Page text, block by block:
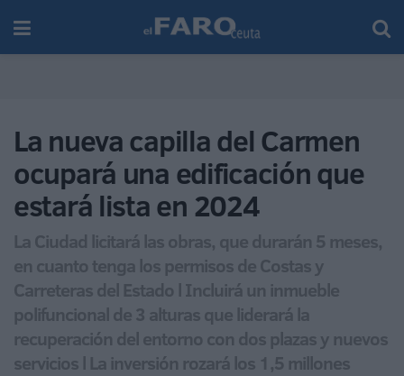
La nueva capilla del Carmen
ocupará una edificación que
estará lista en 2024
La Ciudad licitará las obras, que durarán 5 meses,
en cuanto tenga los permisos de Costas y
Carreteras del Estado l Incluirá un inmueble
polifuncional de 3 alturas que liderará la
recuperación del entorno con dos plazas y nuevos
servicios l La inversión rozará los 1,5 millones